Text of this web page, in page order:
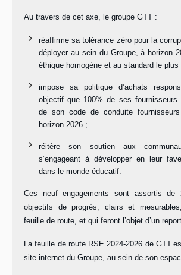
Au travers de cet axe, le groupe GTT :
réaffirme sa tolérance zéro pour la
déployer au sein du Groupe, à horizon
éthique homogène et au standard le plus
impose sa politique d’achats
objectif que 100% de ses fournisseurs
de son code de conduite
horizon 2026 ;
réitère son soutien aux
s’engageant à développer en leur
dans le monde éducatif.
Ces neuf engagements sont assortis de
objectifs de progrès, clairs et
feuille de route, et qui feront l’objet d’un
La feuille de route RSE 2024-2026 de GTT
site internet du Groupe, au sein de son